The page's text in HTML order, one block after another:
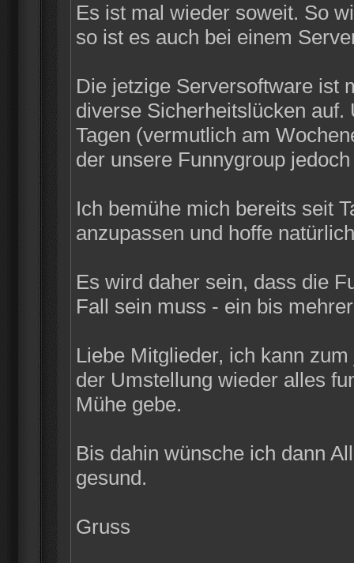
Es ist mal wieder soweit. So
so ist es auch bei einem
Die jetzige Serversoftware ist
diverse Sicherheitslücken
Tagen (vermutlich am
der unsere Funnygroup
Ich bemühe mich bereits seit
anzupassen und hoffe
Es wird daher sein, dass die
Fall sein muss - ein bis
Liebe Mitglieder, ich kann
der Umstellung wieder alles
Mühe gebe.
Bis dahin wünsche ich dann
gesund.
Gruss